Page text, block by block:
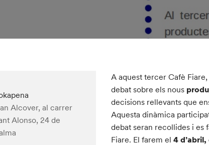
Alcover, al carrer
Alonso, 24 de
A aquest tercer Cafè
debat sobre els nous
decisions rellevants que
Aquesta dinàmica
debat seran recollides i es
Fiare. El farem el4